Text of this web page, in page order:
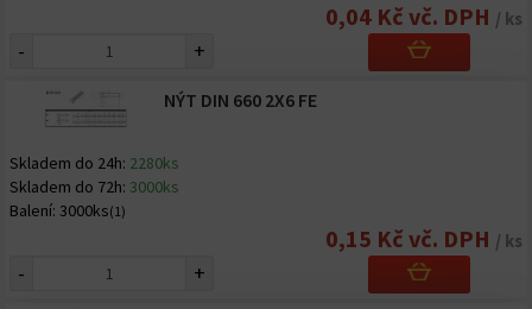
0,04 Kč vč. DPH / ks
- +
NÝT DIN 660 2X6 FE
Skladem do 24h: 2280ks
Skladem do 72h: 3000ks
Balení: 3000ks(1)
0,15 Kč vč. DPH / ks
- +